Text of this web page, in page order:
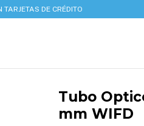
DE CRÉDITO
Tubo
mm WIFD